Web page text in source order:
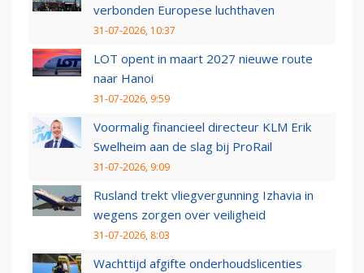
verbonden Europese luchthaven
31-07-2026, 10:37
LOT opent in maart 2027 nieuwe route
naar Hanoi
31-07-2026, 9:59
Voormalig financieel directeur KLM Erik
Swelheim aan de slag bij ProRail
31-07-2026, 9:09
Rusland trekt vliegvergunning Izhavia in
wegens zorgen over veiligheid
31-07-2026, 8:03
Wachttijd afgifte onderhoudslicenties